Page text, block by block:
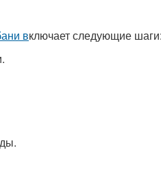
включает следующие шаги: